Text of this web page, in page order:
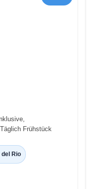
Frühstück
del Rio